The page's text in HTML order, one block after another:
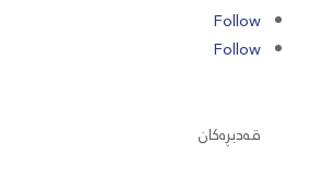
Follow
Follow
قەدبڕەکان